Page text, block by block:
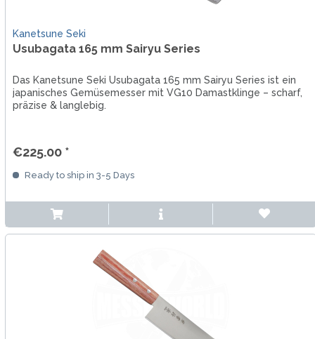
Kanetsune Seki
Usubagata 165 mm Sairyu Series
Das Kanetsune Seki Usubagata 165 mm Sairyu Series ist ein
japanisches Gemüsemesser mit VG10 Damastklinge – scharf,
präzise & langlebig.
€225.00 *
Ready to ship in 3-5 Days